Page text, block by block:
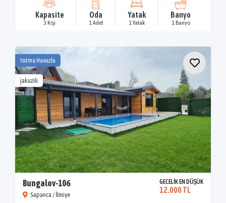
Kapasite
3 Kişi
Oda
1 Adet
Yatak
1 Yatak
Banyo
1 Banyo
Isıtma Havuzlu
jakuzili
Bungalov-106
Sapanca / İlmiye
GECELİK EN DÜŞÜK
12.000 TL